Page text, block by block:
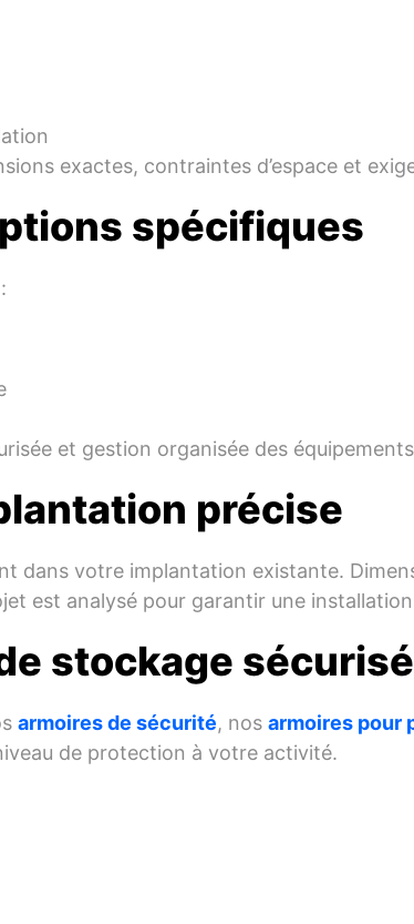
exactes, contraintes d’espace et
spécifiques
et gestion organisée des
précise
dans votre implantation existante.
est analysé pour garantir une
stockage sécurisé
armoires de sécurité, nos armoires pour
de protection à votre activité.